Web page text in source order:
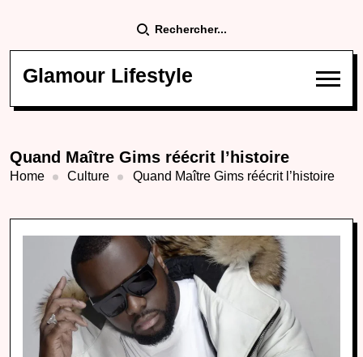
Rechercher...
Glamour Lifestyle
Quand Maître Gims réécrit l’histoire
Home Culture Quand Maître Gims réécrit l’histoire